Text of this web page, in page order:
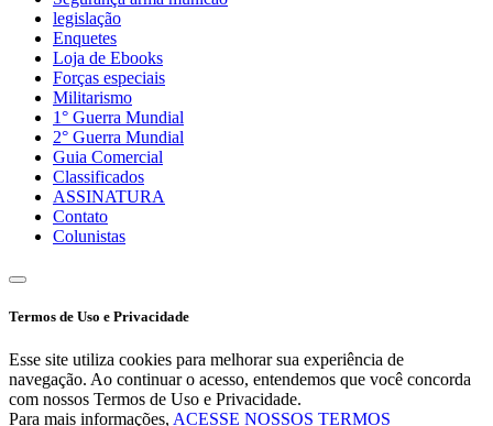
legislação
Enquetes
Loja de Ebooks
Forças especiais
Militarismo
1° Guerra Mundial
2° Guerra Mundial
Guia Comercial
Classificados
ASSINATURA
Contato
Colunistas
Termos de Uso e Privacidade
Esse site utiliza cookies para melhorar sua experiência de
navegação. Ao continuar o acesso, entendemos que você concorda
com nossos Termos de Uso e Privacidade.
Para mais informações, ACESSE NOSSOS TERMOS